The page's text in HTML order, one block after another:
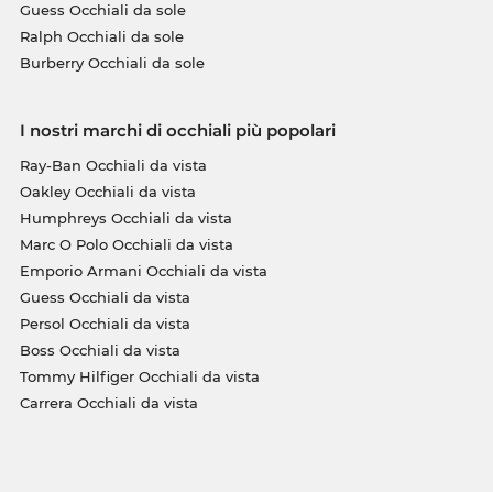
Guess Occhiali da sole
Ralph Occhiali da sole
Burberry Occhiali da sole
I nostri marchi di occhiali più popolari
Ray-Ban Occhiali da vista
Oakley Occhiali da vista
Humphreys Occhiali da vista
Marc O Polo Occhiali da vista
Emporio Armani Occhiali da vista
Guess Occhiali da vista
Persol Occhiali da vista
Boss Occhiali da vista
Tommy Hilfiger Occhiali da vista
Carrera Occhiali da vista